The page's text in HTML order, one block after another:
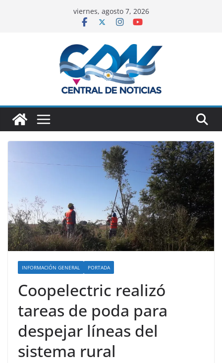
viernes, agosto 7, 2026
INFORMACIÓN GENERAL PORTADA
Coopelectric realizó
tareas de poda para
despejar líneas del
sistema rural